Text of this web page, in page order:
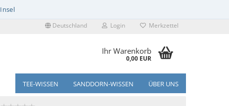
Deutschland Login Merkzettel
Ihr Warenkorb
0,00 EUR
TEE-WISSEN SANDDORN-WISSEN ÜBER UNS